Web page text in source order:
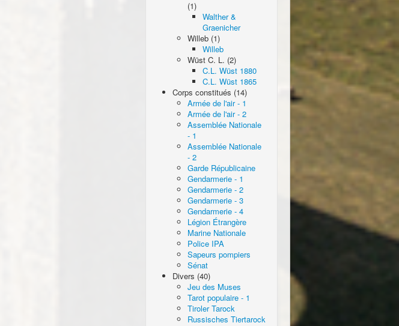
(1)
Walther &
Graenicher
Willeb (1)
Willeb
Wüst C. L. (2)
C.L. Wüst 1880
C.L. Wüst 1865
Corps constitués (14)
Armée de l'air - 1
Armée de l'air - 2
Assemblée Nationale
- 1
Assemblée Nationale
- 2
Garde Républicaine
Gendarmerie - 1
Gendarmerie - 2
Gendarmerie - 3
Gendarmerie - 4
Légion Étrangère
Marine Nationale
Police IPA
Sapeurs pompiers
Sénat
Divers (40)
Jeu des Muses
Tarot populaire - 1
Tiroler Tarock
Russisches Tiertarock